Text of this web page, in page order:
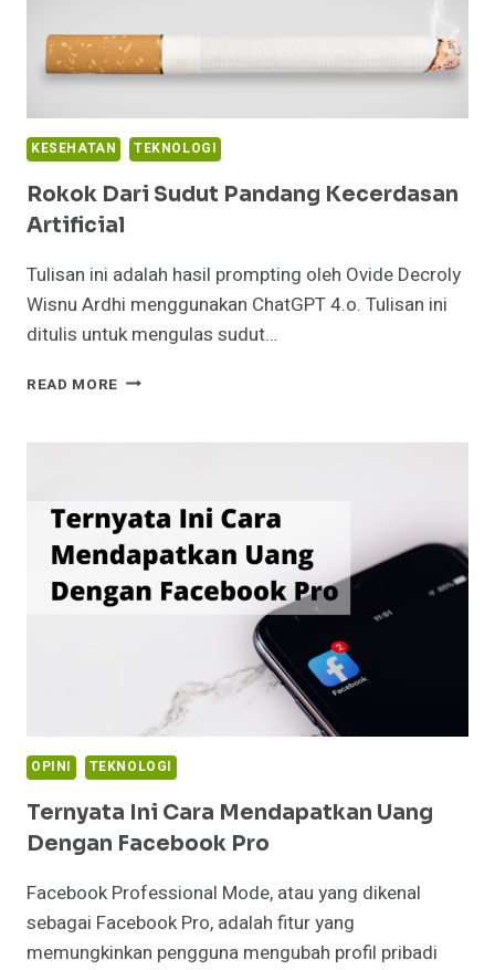
KESEHATAN TEKNOLOGI
Rokok Dari Sudut Pandang Kecerdasan
Artificial
Tulisan ini adalah hasil prompting oleh Ovide Decroly
Wisnu Ardhi menggunakan ChatGPT 4.o. Tulisan ini
ditulis untuk mengulas sudut…
READ MORE ROKOK
PANDANG
OPINI TEKNOLOGI
Ternyata Ini Cara Mendapatkan Uang
Dengan Facebook Pro
Facebook Professional Mode, atau yang dikenal
sebagai Facebook Pro, adalah fitur yang
memungkinkan pengguna mengubah profil pribadi